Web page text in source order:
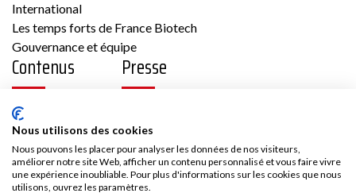
33 43 av Georges Pompidou 31130 Balma
France
Cardiologie/Vasculaire, Métabolisme,
International
Les temps forts de France Biotech
Gouvernance et équipe
Contenus
Vidéos
Publications
Presse
Les communiqués des Adhérents
Kit médias
Nous rejoindre
Nous utilisons des cookies
Nous pouvons les placer pour analyser les données de nos visiteurs,
améliorer notre site Web, afficher un contenu personnalisé et vous faire vivre
une expérience inoubliable. Pour plus d'informations sur les cookies que nous
utilisons, ouvrez les paramètres.